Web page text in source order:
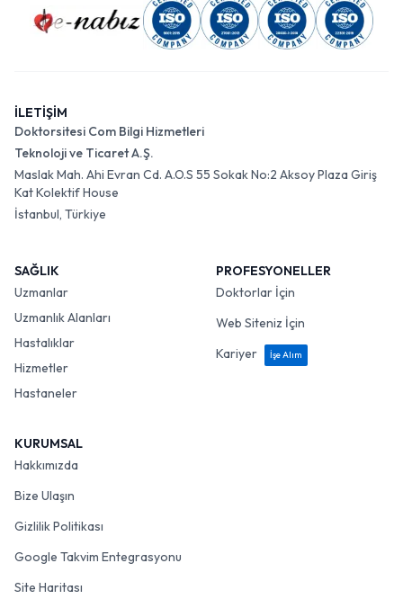
İLETİŞİM
Doktorsitesi Com Bilgi Hizmetleri
Teknoloji ve Ticaret A.Ş.
Maslak Mah. Ahi Evran Cd. A.O.S 55 Sokak No:2 Aksoy Plaza Giriş
Kat Kolektif House
İstanbul, Türkiye
SAĞLIK
Uzmanlar
Uzmanlık Alanları
Hastalıklar
Hizmetler
Hastaneler
PROFESYONELLER
Doktorlar İçin
Web Siteniz İçin
Kariyer
İşe Alım
KURUMSAL
Hakkımızda
Bize Ulaşın
Gizlilik Politikası
Google Takvim Entegrasyonu
Site Haritası